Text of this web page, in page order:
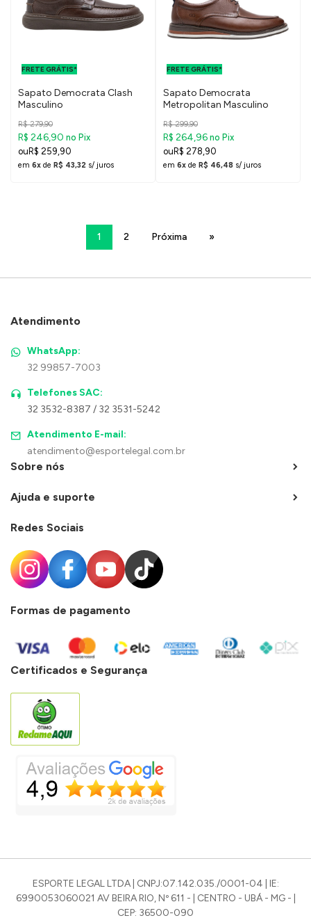
FRETE GRÁTIS*
Sapato Democrata Clash
Masculino
R$ 279,90
R$ 246,90 no Pix
R$ 259,90
em 6x de R$ 43,32 s/ juros
FRETE GRÁTIS*
Sapato Democrata
Metropolitan Masculino
R$ 299,90
R$ 264,96 no Pix
R$ 278,90
em 6x de R$ 46,48 s/ juros
1 2 Próxima »
Atendimento
WhatsApp:
32 99857-7003
Telefones SAC:
32 3532-8387 / 32 3531-5242
Atendimento E-mail:
atendimento@esportelegal.com.br
Sobre nós
Ajuda e suporte
Redes Sociais
Formas de pagamento
Certificados e Segurança
ESPORTE LEGAL LTDA | CNPJ:07.142.035./0001-04 | IE:
6990053060021 AV BEIRA RIO, Nº 611 - | CENTRO - UBÁ - MG - |
CEP: 36500-090